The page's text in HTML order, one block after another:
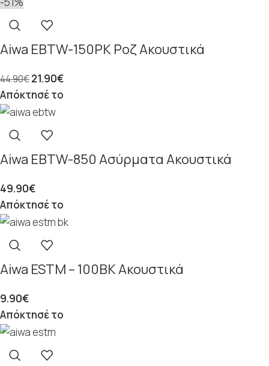
Aiwa EBTW-150PK Ροζ Ακουστικά
44.90€21.90€
Απόκτησέ το
Aiwa EBTW-850 Ασύρματα Ακουστικά
49.90€
Απόκτησέ το
Aiwa ESTM – 100BK Ακουστικά
9.90€
Απόκτησέ το